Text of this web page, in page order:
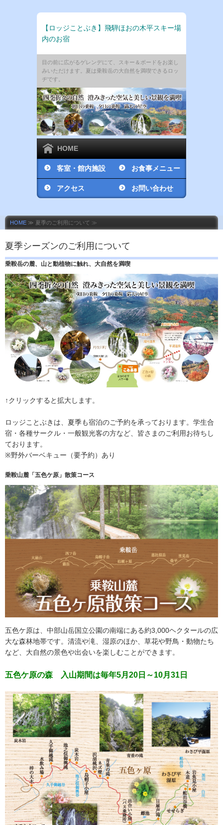
【ロッジことぶき】飛騨ほおの木平スキー場
内のお宿
目の前に広がるゲレンデにて、スキー＆ボードをお楽し
みいただけます。夏は乗鞍岳の大自然を満喫できるロッ
ヂです。
HOME
客室・館内施設 お食事メニュー
アクセス お問い合わせ
HOME ≫ 夏季のご利用について ≫
夏季シーズンのご利用について
乗鞍岳の麓、山と動植物に触れ、大自然を満喫
↑クリックすると拡大します。
ロッジことぶきは、夏季も宿泊のご予約を承っております。学生合
宿・各種サークル・一般観光客の方など、皆さまのご利用お待ちし
ております。
※野外バーベキュー（要予約）あり
乗鞍山麓「五色ケ原」散策コース
五色ケ原は、中部山岳国立公園の南端にある約3,000ヘクタールの広
大な森林地帯です。清流や滝、湿原のほか、草花や野鳥・動物たち
など、大自然の景色や出会いを楽しむことができます。
五色ケ原の森 入山期間は毎年5月20日～10月31日